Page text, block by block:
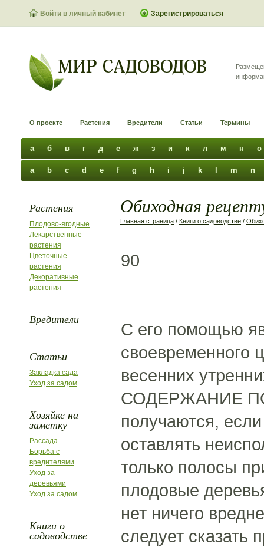
Войти в личный кабинет Зарегистрироваться
О проекте Растения Вредители Статьи Термины
а б в г д е ж з и к л м н о
a b c d e f g h i j k m n
Растения
Плодово-ягодные
Лекарственные
растения
Цветочные
растения
Декоративные
растения
Вредители
Статьи
Закладка сада
Уход за садом
Хозяйке на
заметку
Рассада
Борьба с
вредителями
Уход за
деревьями
Уход за садом
Книги о
садоводстве
Обиходная
Главная страница / Книги о садоводстве /
90
С его помощью
своевременного
весенних
СОДЕРЖАНИЕ
получаются,
оставлять
только полосы
плодовые
нет ничего
следует сказать